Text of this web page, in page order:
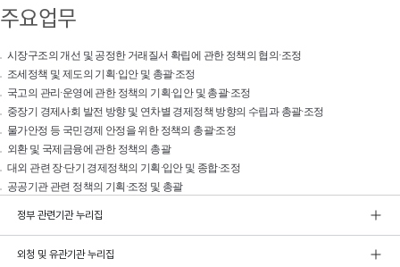
주요업무
시장구조의 개선 및 공정한 거래질서 확립에 관한 정책의 협의·조정
조세정책 및 제도의 기획·입안 및 총괄·조정
국고의 관리·운영에 관한 정책의 기획·입안 및 총괄·조정
중장기 경제사회 발전 방향 및 연차별 경제정책 방향의 수립과 총괄·조정
물가안정 등 국민경제 안정을 위한 정책의 총괄·조정
외환 및 국제금융에 관한 정책의 총괄
대외 관련 장·단기 경제정책의 기획·입안 및 종합·조정
공공기관 관련 정책의 기획·조정 및 총괄
정부 관련기관 누리집
외청 및 유관기관 누리집